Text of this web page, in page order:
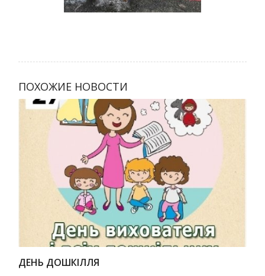
ПОХОЖИЕ НОВОСТИ
ДЕНЬ ДОШКІЛЛЯ